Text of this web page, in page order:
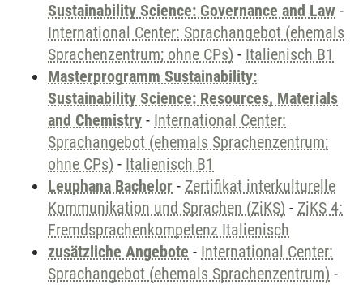
Sustainability Science: Governance and Law -
International Center: Sprachangebot (ehemals
Sprachenzentrum; ohne CPs) - Italienisch B1
Masterprogramm Sustainability:
Sustainability Science: Resources, Materials
and Chemistry - International Center:
Sprachangebot (ehemals Sprachenzentrum;
ohne CPs) - Italienisch B1
Leuphana Bachelor - Zertifikat interkulturelle
Kommunikation und Sprachen (ZiKS) - ZiKS 4:
Fremdsprachenkompetenz Italienisch
zusätzliche Angebote - International Center:
Sprachangebot (ehemals Sprachenzentrum) -